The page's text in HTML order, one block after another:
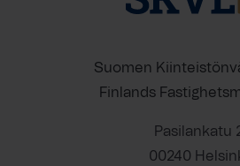
Suomen
Finlands
Pasilankatu
00240